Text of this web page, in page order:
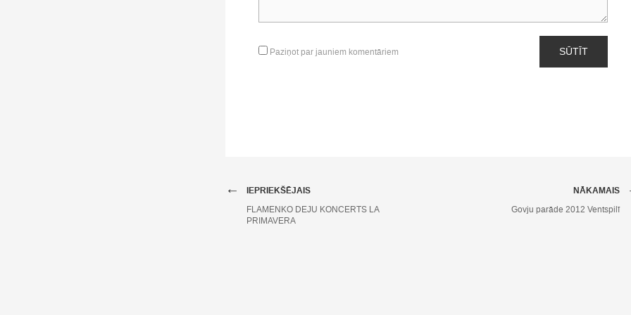
Paziņot par jauniem komentāriem SŪTĪT
IEPRIEKŠĒJAIS
←
FLAMENKO DEJU KONCERTS LA
PRIMAVERA
NĀKAMAIS
Govju parāde 2012 Ventspilī